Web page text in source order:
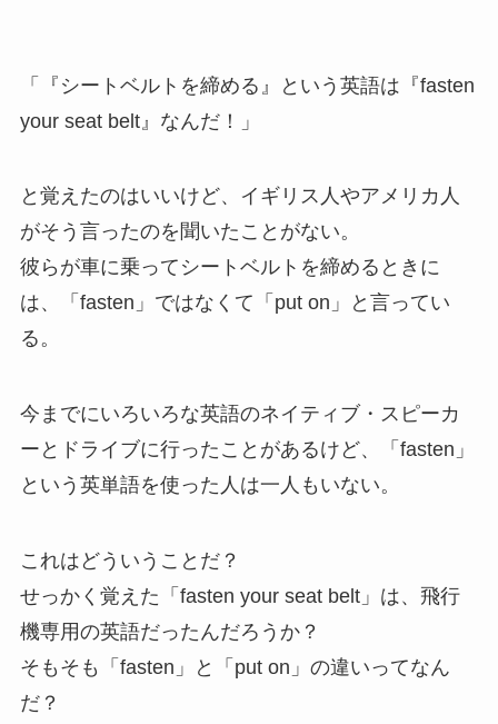
「『シートベルトを締める』という英語は『fasten
your seat belt』なんだ！」
と覚えたのはいいけど、イギリス人やアメリカ人
がそう言ったのを聞いたことがない。
彼らが車に乗ってシートベルトを締めるときに
は、「fasten」ではなくて「put on」と言ってい
る。
今までにいろいろな英語のネイティブ・スピーカ
ーとドライブに行ったことがあるけど、「fasten」
という英単語を使った人は一人もいない。
これはどういうことだ？
せっかく覚えた「fasten your seat belt」は、飛行
機専用の英語だったんだろうか？
そもそも「fasten」と「put on」の違いってなん
だ？